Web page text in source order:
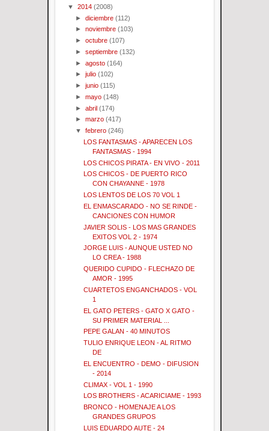
▼ 2014 (2008)
►diciembre (112)
►noviembre (103)
►octubre (107)
►septiembre (132)
►agosto (164)
►julio (102)
►junio (115)
►mayo (148)
►abril (174)
►marzo (417)
▼febrero (246)
LOS FANTASMAS - APARECEN LOS
FANTASMAS - 1994
LOS CHICOS PIRATA - EN VIVO - 2011
LOS CHICOS - DE PUERTO RICO
CON CHAYANNE - 1978
LOS LENTOS DE LOS 70 VOL 1
EL ENMASCARADO - NO SE RINDE -
CANCIONES CON HUMOR
JAVIER SOLIS - LOS MAS GRANDES
EXITOS VOL 2 - 1974
JORGE LUIS - AUNQUE USTED NO
LO CREA - 1988
QUERIDO CUPIDO - FLECHAZO DE
AMOR - 1995
CUARTETOS ENGANCHADOS - VOL
1
EL GATO PETERS - GATO X GATO -
SU PRIMER MATERIAL ...
PEPE GALAN - 40 MINUTOS
TULIO ENRIQUE LEON - AL RITMO
DE
EL ENCUENTRO - DEMO - DIFUSION
- 2014
CLIMAX - VOL 1 - 1990
LOS BROTHERS - ACARICIAME - 1993
BRONCO - HOMENAJE A LOS
GRANDES GRUPOS
LUIS EDUARDO AUTE - 24